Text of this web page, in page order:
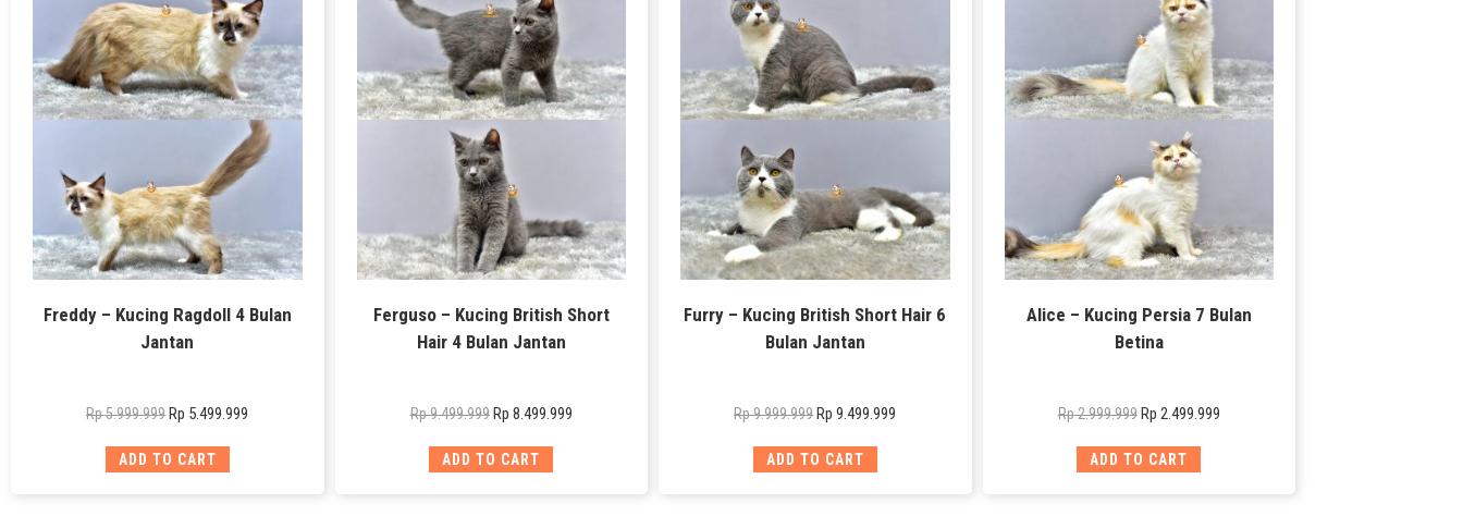
Freddy – Kucing Ragdoll 4 Bulan
Jantan
Rp5.999.999Rp 5.499.999
ADD TO CART
Ferguso – Kucing British Short
Hair 4 Bulan Jantan
Rp9.499.999 Rp 8.499.999
ADD TO CART
Furry – Kucing British Short Hair 6
Bulan Jantan
Rp9.999.999Rp 9.499.999
ADD TO CART
Alice – Kucing Persia 7 Bulan
Betina
Rp2.999.999 Rp 2.499.999
ADD TO CART